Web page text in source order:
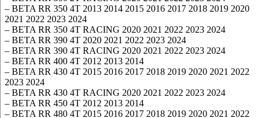
– BETA RR 350 4T 2013 2014 2015 2016 2017 2018 2019 2020
2021 2022 2023 2024
– BETA RR 350 4T RACING 2020 2021 2022 2023 2024
– BETA RR 390 4T 2020 2021 2022 2023 2024
– BETA RR 390 4T RACING 2020 2021 2022 2023 2024
– BETA RR 400 4T 2012 2013 2014
– BETA RR 430 4T 2015 2016 2017 2018 2019 2020 2021 2022
2023 2024
– BETA RR 430 4T RACING 2020 2021 2022 2023 2024
– BETA RR 450 4T 2012 2013 2014
– BETA RR 480 4T 2015 2016 2017 2018 2019 2020 2021 2022